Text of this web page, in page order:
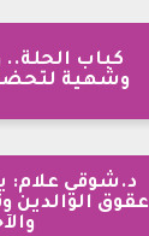
كباب
وشهية
د.شوقي علام:
عقوق الوالدين